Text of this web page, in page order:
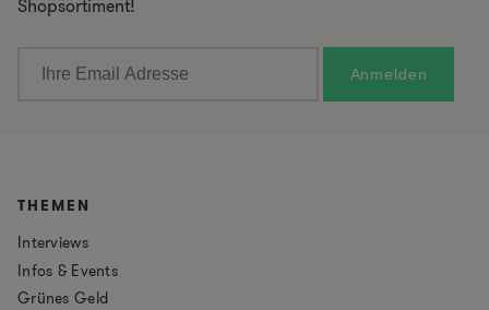
Shopsortiment!
THEMEN
Interviews
Infos & Events
Grünes Geld